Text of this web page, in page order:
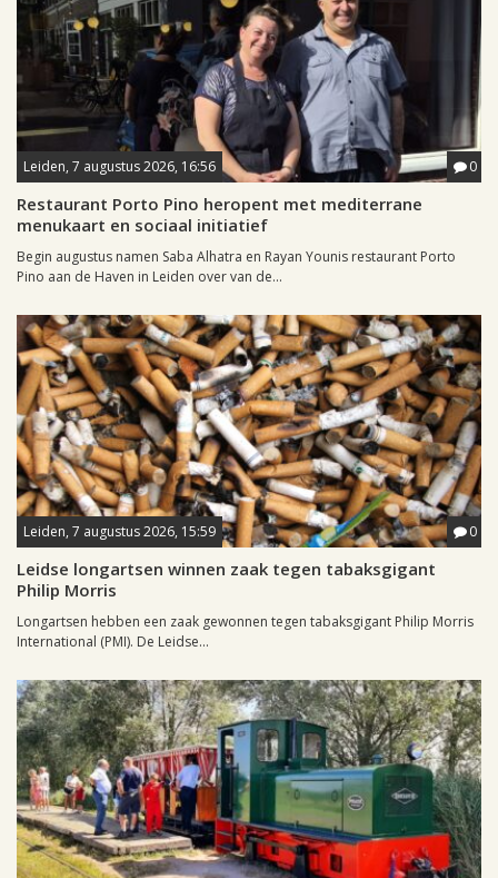
Leiden, 7 augustus 2026, 16:56 0
Restaurant Porto Pino heropent met mediterrane
menukaart en sociaal initiatief
Begin augustus namen Saba Alhatra en Rayan Younis restaurant Porto
Pino aan de Haven in Leiden over van de...
Leiden, 7 augustus 2026, 15:59 0
Leidse longartsen winnen zaak tegen tabaksgigant
Philip Morris
Longartsen hebben een zaak gewonnen tegen tabaksgigant Philip Morris
International (PMI). De Leidse...